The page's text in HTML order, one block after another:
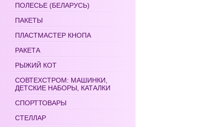
ПОЛЕСЬЕ (БЕЛАРУСЬ)
ПАКЕТЫ
ПЛАСТМАСТЕР КНОПА
РАКЕТА
РЫЖИЙ КОТ
СОВТЕХСТРОМ: МАШИНКИ,
ДЕТСКИЕ НАБОРЫ, КАТАЛКИ
СПОРТТОВАРЫ
СТЕЛЛАР